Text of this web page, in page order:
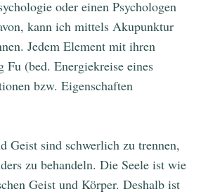
oder einen Psychologen
kann ich mittels Akupunktur
Jedem Element mit ihren
Fu (bed. Energiekreise eines
bzw. Eigenschaften
Geist sind schwerlich zu trennen,
zu behandeln. Die Seele ist wie
Geist und Körper. Deshalb ist